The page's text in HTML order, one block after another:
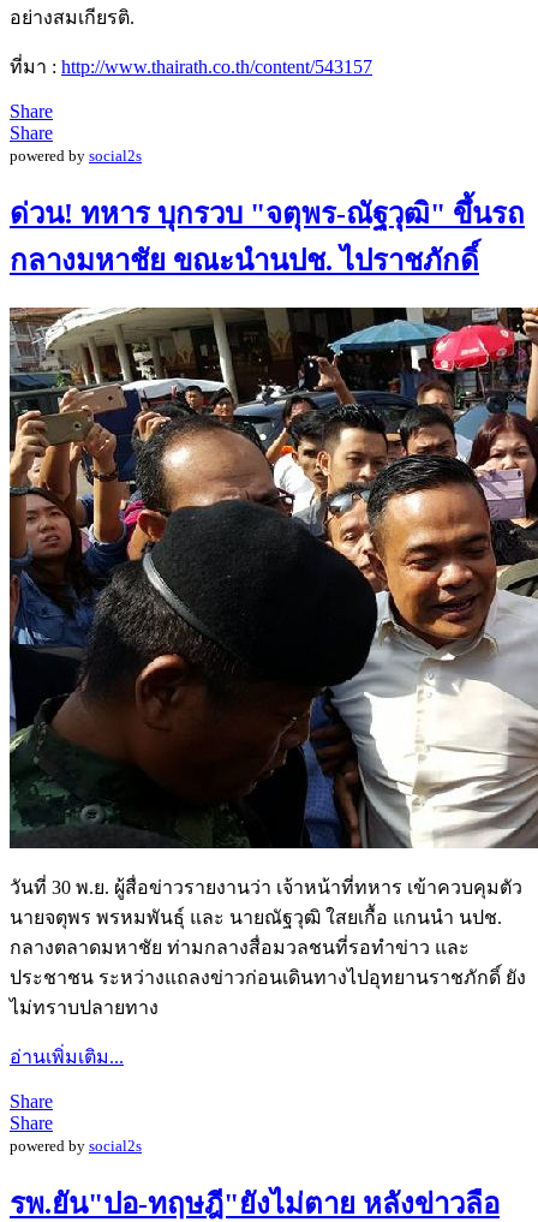
อย่างสมเกียรติ.
ที่มา : http://www.thairath.co.th/content/543157
Share
Share
powered by social2s
ด่วน! ทหาร บุกรวบ "จตุพร-ณัฐวุฒิ" ขึ้นรถ
กลางมหาชัย ขณะนำนปช. ไปราชภักดิ์
วันที่ 30 พ.ย. ผู้สื่อข่าวรายงานว่า เจ้าหน้าที่ทหาร เข้าควบคุมตัว
นายจตุพร พรหมพันธุ์ และ นายณัฐวุฒิ ใสยเกื้อ แกนนำ นปช.
กลางตลาดมหาชัย ท่ามกลางสื่อมวลชนที่รอทำข่าว และ
ประชาชน ระหว่างแถลงข่าวก่อนเดินทางไปอุทยานราชภักดิ์ ยัง
ไม่ทราบปลายทาง
อ่านเพิ่มเติม...
Share
Share
powered by social2s
รพ.ยัน"ปอ-ทฤษฎี"ยังไม่ตาย หลังข่าวลือ